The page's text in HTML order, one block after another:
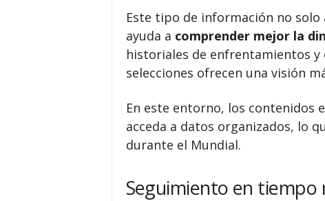
Este tipo de información no
ayuda a comprender mejor la
historiales de enfrentamientos
selecciones ofrecen una visión
En este entorno, los contenidos
acceda a datos organizados, lo
durante el Mundial.
Seguimiento en